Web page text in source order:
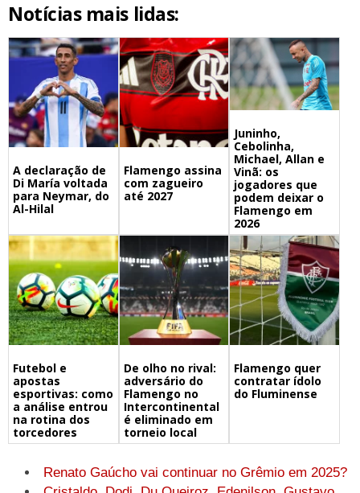
Notícias mais lidas:
A declaração de
Di María voltada
para Neymar, do
Al-Hilal
Flamengo assina
com zagueiro
até 2027
Juninho,
Cebolinha,
Michael, Allan e
Vinã: os
jogadores que
podem deixar o
Flamengo em
2026
Futebol e
apostas
esportivas: como
a análise entrou
na rotina dos
torcedores
De olho no rival:
adversário do
Flamengo no
Intercontinental
é eliminado em
torneio local
Flamengo quer
contratar ídolo
do Fluminense
Renato Gaúcho vai continuar no Grêmio em 2025?